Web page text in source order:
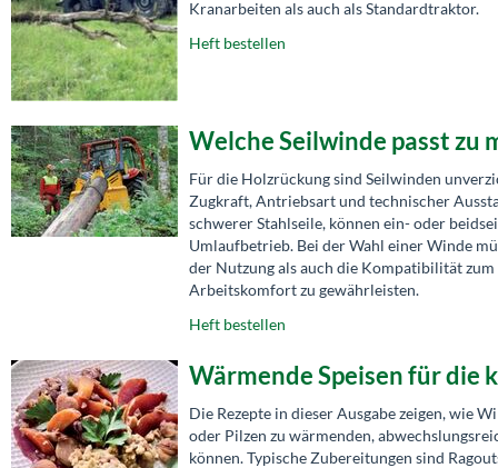
Kranarbeiten als auch als Standardtraktor.
Heft bestellen
Welche Seilwinde passt zu
Für die Holzrückung sind Seilwinden
Zugkraft, Antriebsart und technischer
schwerer Stahlseile, können ein- oder
Umlaufbetrieb. Bei der Wahl einer Winde
der Nutzung als auch die Kompatibilität
Arbeitskomfort zu gewährleisten.
Heft bestellen
Wärmende Speisen für die
Die Rezepte in dieser Ausgabe zeigen, wie
oder Pilzen zu wärmenden,
können. Typische Zubereitungen sind